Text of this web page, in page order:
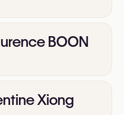
BOON
Xiong